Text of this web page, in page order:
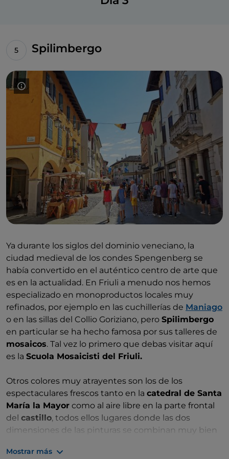
Spilimbergo
Ya durante los siglos del dominio veneciano, la
ciudad medieval de los condes Spengenberg se
había convertido en el auténtico centro de arte que
es en la actualidad. En Friuli a menudo nos hemos
especializado en monoproductos locales muy
refinados, por ejemplo en las cuchillerías de Maniago
o en las sillas del Collio Goriziano, pero Spilimbergo
en particular se ha hecho famosa por sus talleres de
mosaicos. Tal vez lo primero que debas visitar aquí
es la Scuola Mosaicisti del Friuli.
Otros colores muy atrayentes son los de los
espectaculares frescos tanto en la catedral de Santa
María la Mayor como al aire libre en la parte frontal
del castillo, todos ellos lugares donde las dos
dimensiones de las pinturas se combinan muy bien
embargo, el «hilo de Ariadna» de los
Mostrar más